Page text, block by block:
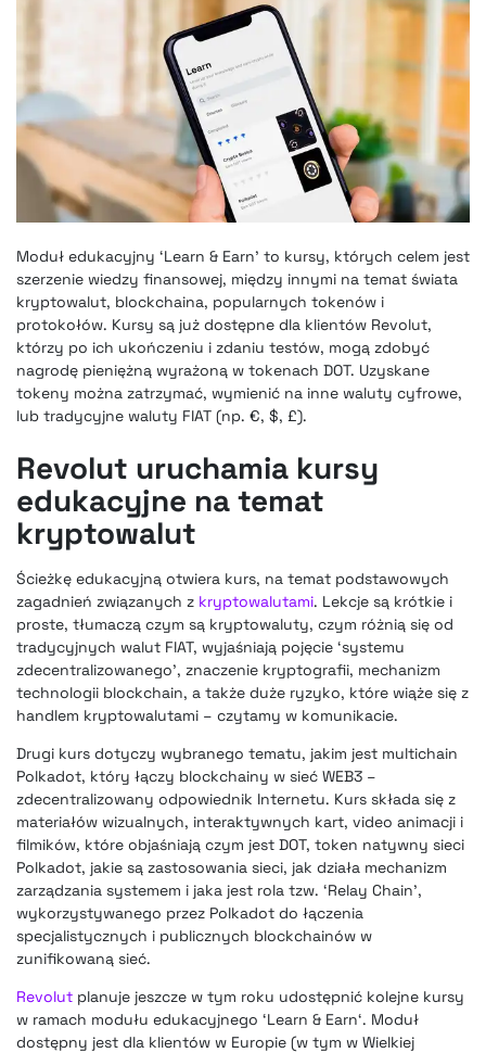
Moduł edukacyjny ‘Learn & Earn’ to kursy, których celem jest
szerzenie wiedzy finansowej, między innymi na temat świata
kryptowalut, blockchaina, popularnych tokenów i
protokołów. Kursy są już dostępne dla klientów Revolut,
którzy po ich ukończeniu i zdaniu testów, mogą zdobyć
nagrodę pieniężną wyrażoną w tokenach DOT. Uzyskane
tokeny można zatrzymać, wymienić na inne waluty cyfrowe,
lub tradycyjne waluty FIAT (np. €, $, £).
Revolut uruchamia kursy
edukacyjne na temat
kryptowalut
Ścieżkę edukacyjną otwiera kurs, na temat podstawowych
zagadnień związanych z kryptowalutami. Lekcje są krótkie i
proste, tłumaczą czym są kryptowaluty, czym różnią się od
tradycyjnych walut FIAT, wyjaśniają pojęcie ‘systemu
zdecentralizowanego’, znaczenie kryptografii, mechanizm
technologii blockchain, a także duże ryzyko, które wiąże się z
handlem kryptowalutami – czytamy w komunikacie.
Drugi kurs dotyczy wybranego tematu, jakim jest multichain
Polkadot, który łączy blockchainy w sieć WEB3 –
zdecentralizowany odpowiednik Internetu. Kurs składa się z
materiałów wizualnych, interaktywnych kart, video animacji i
filmików, które objaśniają czym jest DOT, token natywny sieci
Polkadot, jakie są zastosowania sieci, jak działa mechanizm
zarządzania systemem i jaka jest rola tzw. ‘Relay Chain’,
wykorzystywanego przez Polkadot do łączenia
specjalistycznych i publicznych blockchainów w
zunifikowaną sieć.
Revolut planuje jeszcze w tym roku udostępnić kolejne kursy
w ramach modułu edukacyjnego ‘Learn & Earn‘. Moduł
dostępny jest dla klientów w Europie (w tym w Wielkiej